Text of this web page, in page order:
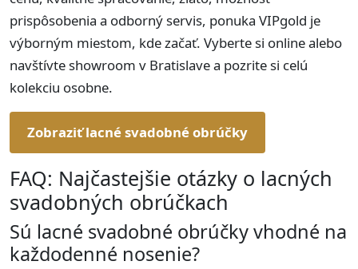
prispôsobenia a odborný servis, ponuka VIPgold je
výborným miestom, kde začať. Vyberte si online alebo
navštívte showroom v Bratislave a pozrite si celú
kolekciu osobne.
Zobraziť lacné svadobné obrúčky
FAQ: Najčastejšie otázky o lacných
svadobných obrúčkach
Sú lacné svadobné obrúčky vhodné na
každodenné nosenie?